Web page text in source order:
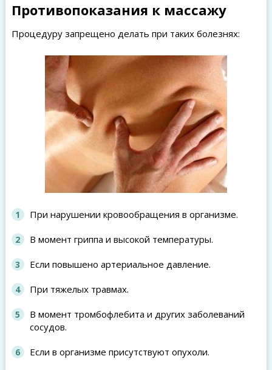
Противопоказания к массажу
Процедуру запрещено делать при таких болезнях:
При нарушении кровообращения в организме.
В момент гриппа и высокой температуры.
Если повышено артериальное давление.
При тяжелых травмах.
В момент тромбофлебита и других заболеваний
сосудов.
Если в организме присутствуют опухоли.